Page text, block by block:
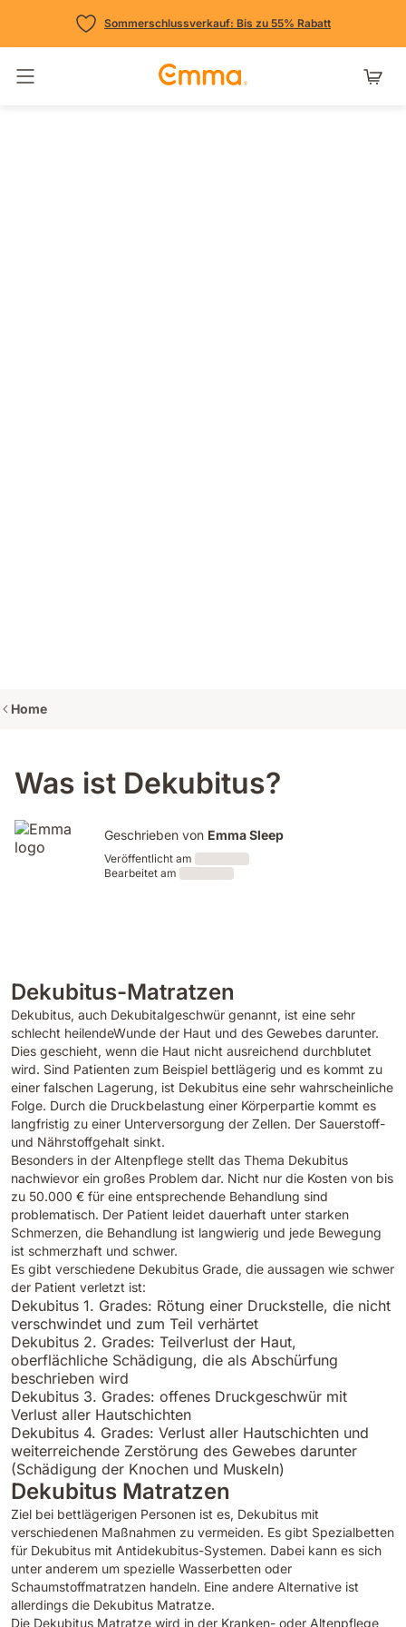
Sommerschlussverkauf: Bis zu 55% Rabatt
Navigation umschalten
Home
Was ist Dekubitus?
Geschrieben von Emma Sleep
Veröffentlicht am
Bearbeitet am
Dekubitus-Matratzen
Dekubitus, auch Dekubitalgeschwür genannt, ist eine sehr
schlecht heilendeWunde der Haut und des Gewebes darunter.
Dies geschieht, wenn die Haut nicht ausreichend durchblutet
wird. Sind Patienten zum Beispiel bettlägerig und es kommt zu
einer falschen Lagerung, ist Dekubitus eine sehr wahrscheinliche
Folge. Durch die Druckbelastung einer Körperpartie kommt es
langfristig zu einer Unterversorgung der Zellen. Der Sauerstoff-
und Nährstoffgehalt sinkt.
Besonders in der Altenpflege stellt das Thema Dekubitus
nachwievor ein großes Problem dar. Nicht nur die Kosten von bis
zu 50.000 € für eine entsprechende Behandlung sind
problematisch. Der Patient leidet dauerhaft unter starken
Schmerzen, die Behandlung ist langwierig und jede Bewegung
ist schmerzhaft und schwer.
Es gibt verschiedene Dekubitus Grade, die aussagen wie schwer
der Patient verletzt ist:
Dekubitus 1. Grades: Rötung einer Druckstelle, die nicht
verschwindet und zum Teil verhärtet
Dekubitus 2. Grades: Teilverlust der Haut,
oberflächliche Schädigung, die als Abschürfung
beschrieben wird
Dekubitus 3. Grades: offenes Druckgeschwür mit
Verlust aller Hautschichten
Dekubitus 4. Grades: Verlust aller Hautschichten und
weiterreichende Zerstörung des Gewebes darunter
(Schädigung der Knochen und Muskeln)
Dekubitus Matratzen
Ziel bei bettlägerigen Personen ist es, Dekubitus mit
verschiedenen Maßnahmen zu vermeiden. Es gibt Spezialbetten
für Dekubitus mit Antidekubitus-Systemen. Dabei kann es sich
unter anderem um spezielle Wasserbetten oder
Schaumstoffmatratzen handeln. Eine andere Alternative ist
allerdings die Dekubitus Matratze.
Die Dekubitus Matratze wird in der Kranken- oder Altenpflege